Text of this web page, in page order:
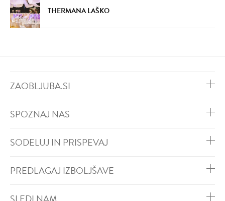
THERMANA LAŠKO
ZAOBLJUBA.SI
SPOZNAJ NAS
SODELUJ IN PRISPEVAJ
PREDLAGAJ IZBOLJŠAVE